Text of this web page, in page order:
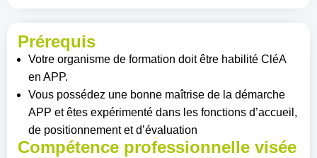
Prérequis
Votre organisme de formation doit être habilité CléA
en APP.
Vous possédez une bonne maîtrise de la démarche
APP et êtes expérimenté dans les fonctions d’accueil,
de positionnement et d’évaluation
Compétence professionnelle visée